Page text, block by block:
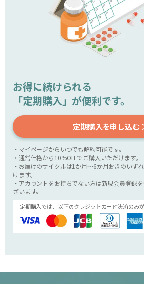
お得に続けられる
「定期購入」が便利です。
定期購入を申し込む
・マイページからいつでも解約可能です。
・通常価格から10%OFFでご購入いただけます。
・お届けのサイクルは1か月～6か月おきのいず
けます。
・アカウントをお持ちでない方は新規会員登録
ざいます。
定期購入では、以下のクレジットカード決済のみ